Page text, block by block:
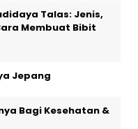
Talas: Jenis,
Membuat Bibit
Jepang
Bagi Kesehatan &